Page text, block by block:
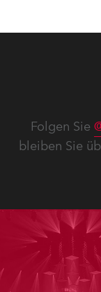
Folgen Sie
bleiben Sie